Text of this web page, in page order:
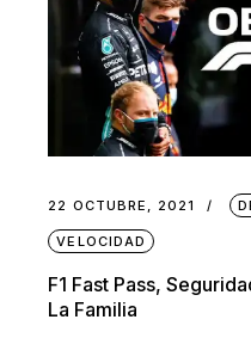
22 OCTUBRE, 2021
VELOCIDAD
F1 Fast Pass,
La Familia